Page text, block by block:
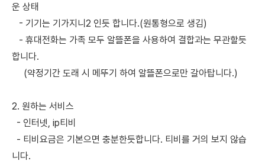
운 상태
- 기기는 기가지니2 인듯 합니다.(원통형으로 생김)
- 휴대전화는 가족 모두 알뜰폰을 사용하여 결합과는 무관할듯
합니다.
(약정기간 도래 시 메뚜기 하여 알뜰폰으로만 갈아탑니다.)
2. 원하는 서비스
- 인터넷, ip티비
- 티비요금은 기본으면 충분한듯합니다. 티비를 거의 보지 않습
니다.